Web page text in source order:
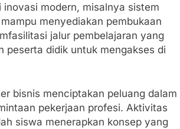
modern, misalnya sistem
menyediakan pembukaan
jalur pembelajaran yang
peserta didik untuk mengakses di
bisnis menciptakan peluang dalam
pekerjaan profesi. Aktivitas
siswa menerapkan konsep yang